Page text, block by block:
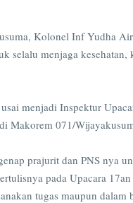
Kolonel Inf Yudha
menjaga kesehatan,
menjadi Inspektur
Makorem 071/
prajurit dan PNS nya
pada Upacara
tugas maupun dalam